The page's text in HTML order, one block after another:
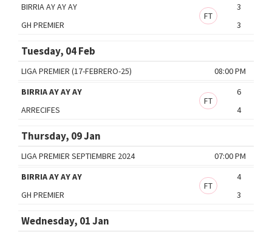
BIRRIA AY AY AY
3
FT
GH PREMIER
3
Tuesday, 04 Feb
08:00 PM
LIGA PREMIER (17-FEBRERO-25)
BIRRIA AY AY AY
6
FT
ARRECIFES
4
Thursday, 09 Jan
07:00 PM
LIGA PREMIER SEPTIEMBRE 2024
BIRRIA AY AY AY
4
FT
GH PREMIER
3
Wednesday, 01 Jan